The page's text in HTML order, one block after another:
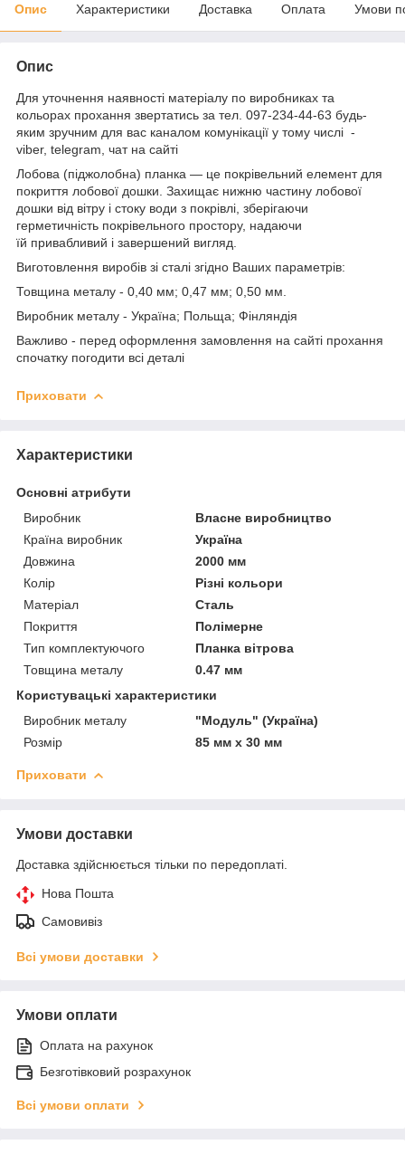
Опис Характеристики Доставка Оплата Умови
Опис
Для уточнення наявності матеріалу по виробниках та
кольорах прохання звертатись за тел. 097-234-44-63 будь-
яким зручним для вас каналом комунікації у тому числі -
viber, telegram, чат на сайті
Лобова (піджолобна) планка ― це покрівельний елемент для
покриття лобової дошки. Захищає нижню частину лобової
дошки від вітру і стоку води з покрівлі, зберігаючи
герметичність покрівельного простору, надаючи
їй привабливий і завершений вигляд.
Виготовлення виробів зі сталі згідно Ваших параметрів:
Товщина металу - 0,40 мм; 0,47 мм; 0,50 мм.
Виробник металу - Україна; Польща; Фінляндія
Важливо - перед оформлення замовлення на сайті прохання
спочатку погодити всі деталі
Приховати
Характеристики
Основні атрибути
Виробник
Власне виробництво
Країна виробник
Україна
Довжина
2000 мм
Колір
Різні кольори
Матеріал
Сталь
Покриття
Полімерне
Тип комплектуючого
Планка вітрова
Товщина металу
0.47 мм
Користувацькі характеристики
Виробник металу
"Модуль" (Україна)
Розмір
85 мм х 30 мм
Приховати
Умови доставки
Доставка здійснюється тільки по передоплаті.
Нова Пошта
Самовивіз
Всі умови доставки
Умови оплати
Оплата на рахунок
Безготівковий розрахунок
Всі умови оплати